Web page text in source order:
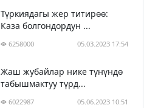
Түркиядагы жер титирөө:
Каза болгондордун ...
6258000 05.03.2023 17:54
Жаш жубайлар нике түнүндө
табышмактуу түрд...
6022987 05.06.2023 10:51